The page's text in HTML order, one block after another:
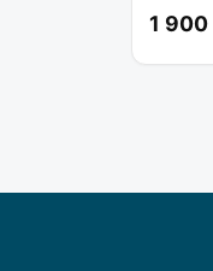
1 900